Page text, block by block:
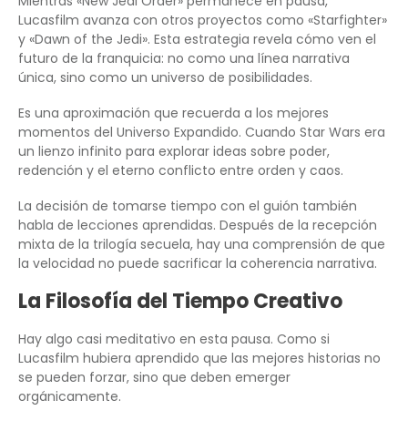
Lucasfilm avanza con otros proyectos como «Starfighter»
y «Dawn of the Jedi». Esta estrategia revela cómo ven el
futuro de la franquicia: no como una línea narrativa
única, sino como un universo de posibilidades.
Es una aproximación que recuerda a los mejores
momentos del Universo Expandido. Cuando Star Wars era
un lienzo infinito para explorar ideas sobre poder,
redención y el eterno conflicto entre orden y caos.
La decisión de tomarse tiempo con el guión también
habla de lecciones aprendidas. Después de la recepción
mixta de la trilogía secuela, hay una comprensión de que
la velocidad no puede sacrificar la coherencia narrativa.
La Filosofía del Tiempo Creativo
Hay algo casi meditativo en esta pausa. Como si
Lucasfilm hubiera aprendido que las mejores historias no
se pueden forzar, sino que deben emerger
orgánicamente.